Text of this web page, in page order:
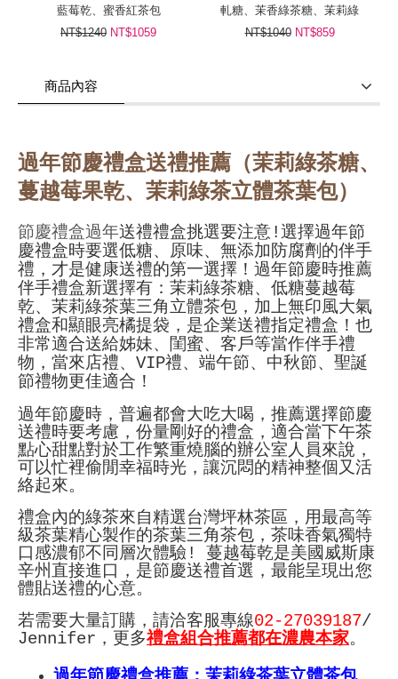
藍莓乾、蜜香紅茶包
NT$1240 NT$1059
軋糖、茉香綠茶糖、茉莉綠
茶包
NT$1040 NT$859
商品內容
過年節慶禮盒送禮推薦 （茉莉綠茶糖、
蔓越莓果乾、茉莉綠茶立體茶葉包）
節慶禮盒過年送禮禮盒挑選要注意!選擇過年節
慶禮盒時要選低糖、原味、無添加防腐劑的伴手
禮，才是健康送禮的第一選擇！過年節慶時推薦
伴手禮盒新選擇有：茉莉綠茶糖、低糖蔓越莓
乾、茉莉綠茶葉三角立體茶包，加上無印風大氣
禮盒和顯眼亮橘提袋，是企業送禮指定禮盒！也
非常適合送給姊妹、閨蜜、客戶等當作伴手禮
物，當來店禮、VIP禮、端午節、中秋節、聖誕
節禮物更佳適合！
過年節慶時，普遍都會大吃大喝，推薦選擇節慶
送禮時要考慮，份量剛好的禮盒，適合當下午茶
點心甜點對於工作繁重燒腦的辦公室人員來說，
可以忙裡偷閒幸福時光，讓沉悶的精神整個又活
絡起來。
禮盒內的綠茶來自精選台灣坪林茶區，用最高等
級茶葉精心製作的茶葉三角茶包，茶味香氣獨特
口感濃郁不同層次體驗! 蔓越莓乾是美國威斯康
辛州直接進口，是節慶送禮首選，最能呈現出您
體貼送禮的心意。
若需要大量訂購，請洽客服專線02-27039187/
Jennifer，更多禮盒組合推薦都在濃農本家。